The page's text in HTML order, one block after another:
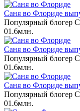
Саня во Флориде
Популярный блогер
01.6млн.
Саня во Флориде
Популярный блогер
01.6млн.
Саня во Флориде
Популярный блогер
01.6млн.